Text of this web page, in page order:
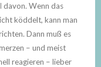
davon. Wenn das
köddelt, kann man
Dann muß es
– und meist
reagieren – lieber